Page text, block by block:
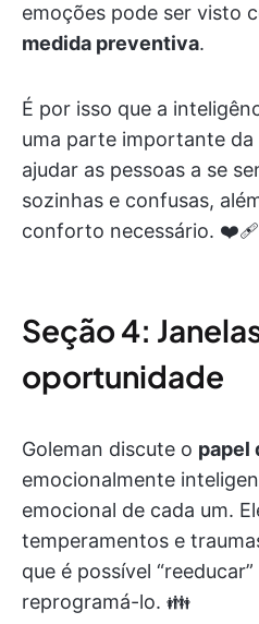
emoções pode ser visto
medida preventiva.
É por isso que a
uma parte importante
ajudar as pessoas a se
sozinhas e confusas,
conforto necessário. ❤️‍🩹
Seção 4:
oportunidade
Goleman discute o papel
emocionalmente
emocional de cada um.
temperamentos e
que é possível
reprogramá-lo. 👪